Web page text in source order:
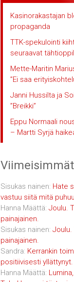
Kasinorakastajan
propaganda
TTK-spekulointi
seuraavat
Mette-Maritin
”Ei saa
Janni Hussilta ja
”Breikki”
Eppu Normaali
– Martti Syrjä
Sisukas nainen: Hate
vastuu siitä mitä
Hanna Määttä: Joulu.
painajainen.
Sisukas nainen: Joulu.
painajainen.
Sandra: Kerrankin
positiivisesti yllättynyt.
Hanna Määttä: